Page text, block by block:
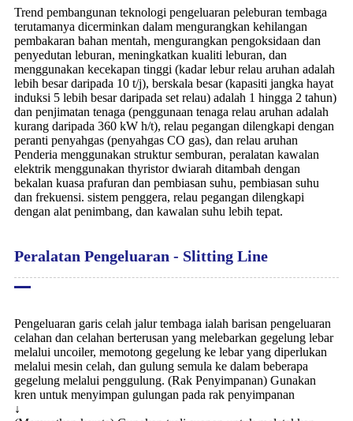
Trend pembangunan teknologi pengeluaran peleburan tembaga
terutamanya dicerminkan dalam mengurangkan kehilangan
pembakaran bahan mentah, mengurangkan pengoksidaan dan
penyedutan leburan, meningkatkan kualiti leburan, dan
menggunakan kecekapan tinggi (kadar lebur relau aruhan adalah
lebih besar daripada 10 t/j), berskala besar (kapasiti jangka hayat
induksi 5 lebih besar daripada set relau) adalah 1 hingga 2 tahun)
dan penjimatan tenaga (penggunaan tenaga relau aruhan adalah
kurang daripada 360 kW h/t), relau pegangan dilengkapi dengan
peranti penyahgas (penyahgas CO gas), dan relau aruhan
Penderia menggunakan struktur semburan, peralatan kawalan
elektrik menggunakan thyristor dwiarah ditambah dengan
bekalan kuasa prafuran dan pembiasan suhu, pembiasan suhu
dan frekuensi. sistem penggera, relau pegangan dilengkapi
dengan alat penimbang, dan kawalan suhu lebih tepat.
Peralatan Pengeluaran - Slitting Line
Pengeluaran garis celah jalur tembaga ialah barisan pengeluaran
celahan dan celahan berterusan yang melebarkan gegelung lebar
melalui uncoiler, memotong gegelung ke lebar yang diperlukan
melalui mesin celah, dan gulung semula ke dalam beberapa
gegelung melalui penggulung. (Rak Penyimpanan) Gunakan
kren untuk menyimpan gulungan pada rak penyimpanan
↓